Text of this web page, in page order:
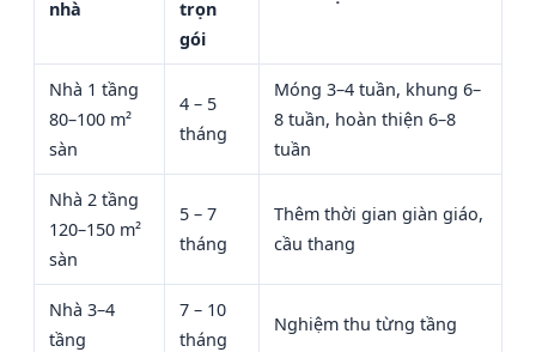
nhà
trọn
gói
Nhà 1 tầng
80–100 m²
sàn
4 – 5
tháng
Móng 3–4 tuần, khung 6–
8 tuần, hoàn thiện 6–8
tuần
Nhà 2 tầng
120–150 m²
sàn
5 – 7
tháng
Thêm thời gian giàn giáo,
cầu thang
Nhà 3–4
tầng
7 – 10
tháng
Nghiệm thu từng tầng